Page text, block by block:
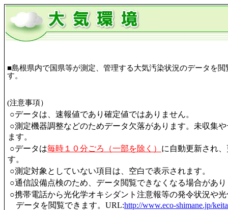
■島根県内で国県等が測定、管理する大気汚染状況のデータを閲
す。
(注意事項）
○データは、速報値であり確定値ではありません。
○測定機器調整などのためデータ欠落があります。未収集
ます。
○データは毎時１０分ごろ（一部を除く） に自動更新され
す。
○測定対象としていない項目は、空白で表示されます。
○通信設備点検のため、データ閲覧できなくなる場合があ
○携帯電話から光化学オキシダント注意報等の発令状況や
データを閲覧できます。URL:http://www.eco-shimane.jp/